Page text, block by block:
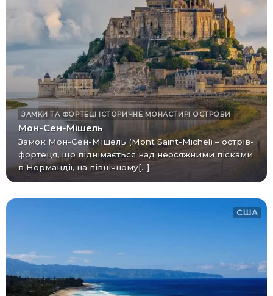
ЗАМКИ ТА ФОРТЕЦІ ІСТОРИЧНЕ МОНАСТИРІ ОСТРОВИ
Мон-Сен-Мішель
Замок Мон-Сен-Мішель (Mont Saint-Michel) – острів-
фортеця, що піднімається над неосяжними пісками
в Нормандії, на північному[...]
США